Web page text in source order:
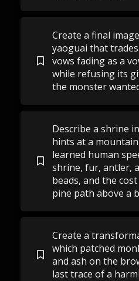
Create a final
yaoguai that
vows fading as a
while refusing its
the monster
Describe a shrine
hints at a
learned human
shrine, fur, antler,
beads, and the
pine path above a
Create a
which patched
and ash on the
last trace of a